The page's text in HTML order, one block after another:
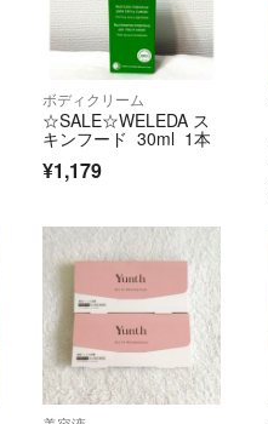
ボディクリーム
☆SALE☆WELEDA ス
キンフード 30ml 1本
¥1,179